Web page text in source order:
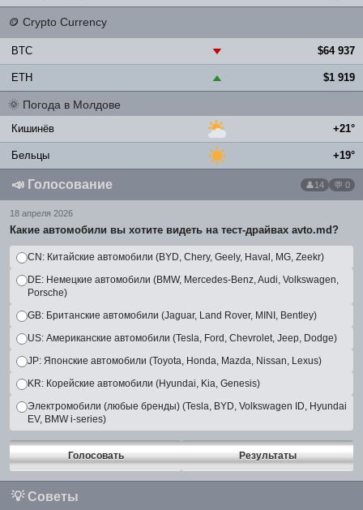
🪙 Crypto Currency
BTC ▼ $64 937
ETH ▲ $1 919
🌞 Погода в Молдове
Кишинёв +21°
Бельцы +19°
📣 Голосование 14 💬 0
18 апреля 2026
Какие автомобили вы хотите видеть на тест-драйвах avto.md?
CN: Китайские автомобили (BYD, Chery, Geely, Haval, MG, Zeekr)
DE: Немецкие автомобили (BMW, Mercedes-Benz, Audi, Volkswagen,
Porsche)
GB: Британские автомобили (Jaguar, Land Rover, MINI, Bentley)
US: Американские автомобили (Tesla, Ford, Chevrolet, Jeep, Dodge)
JP: Японские автомобили (Toyota, Honda, Mazda, Nissan, Lexus)
KR: Корейские автомобили (Hyundai, Kia, Genesis)
Электромобили (любые бренды) (Tesla, BYD, Volkswagen ID, Hyundai
EV, BMW i-series)
Голосовать Результаты
💡 Советы